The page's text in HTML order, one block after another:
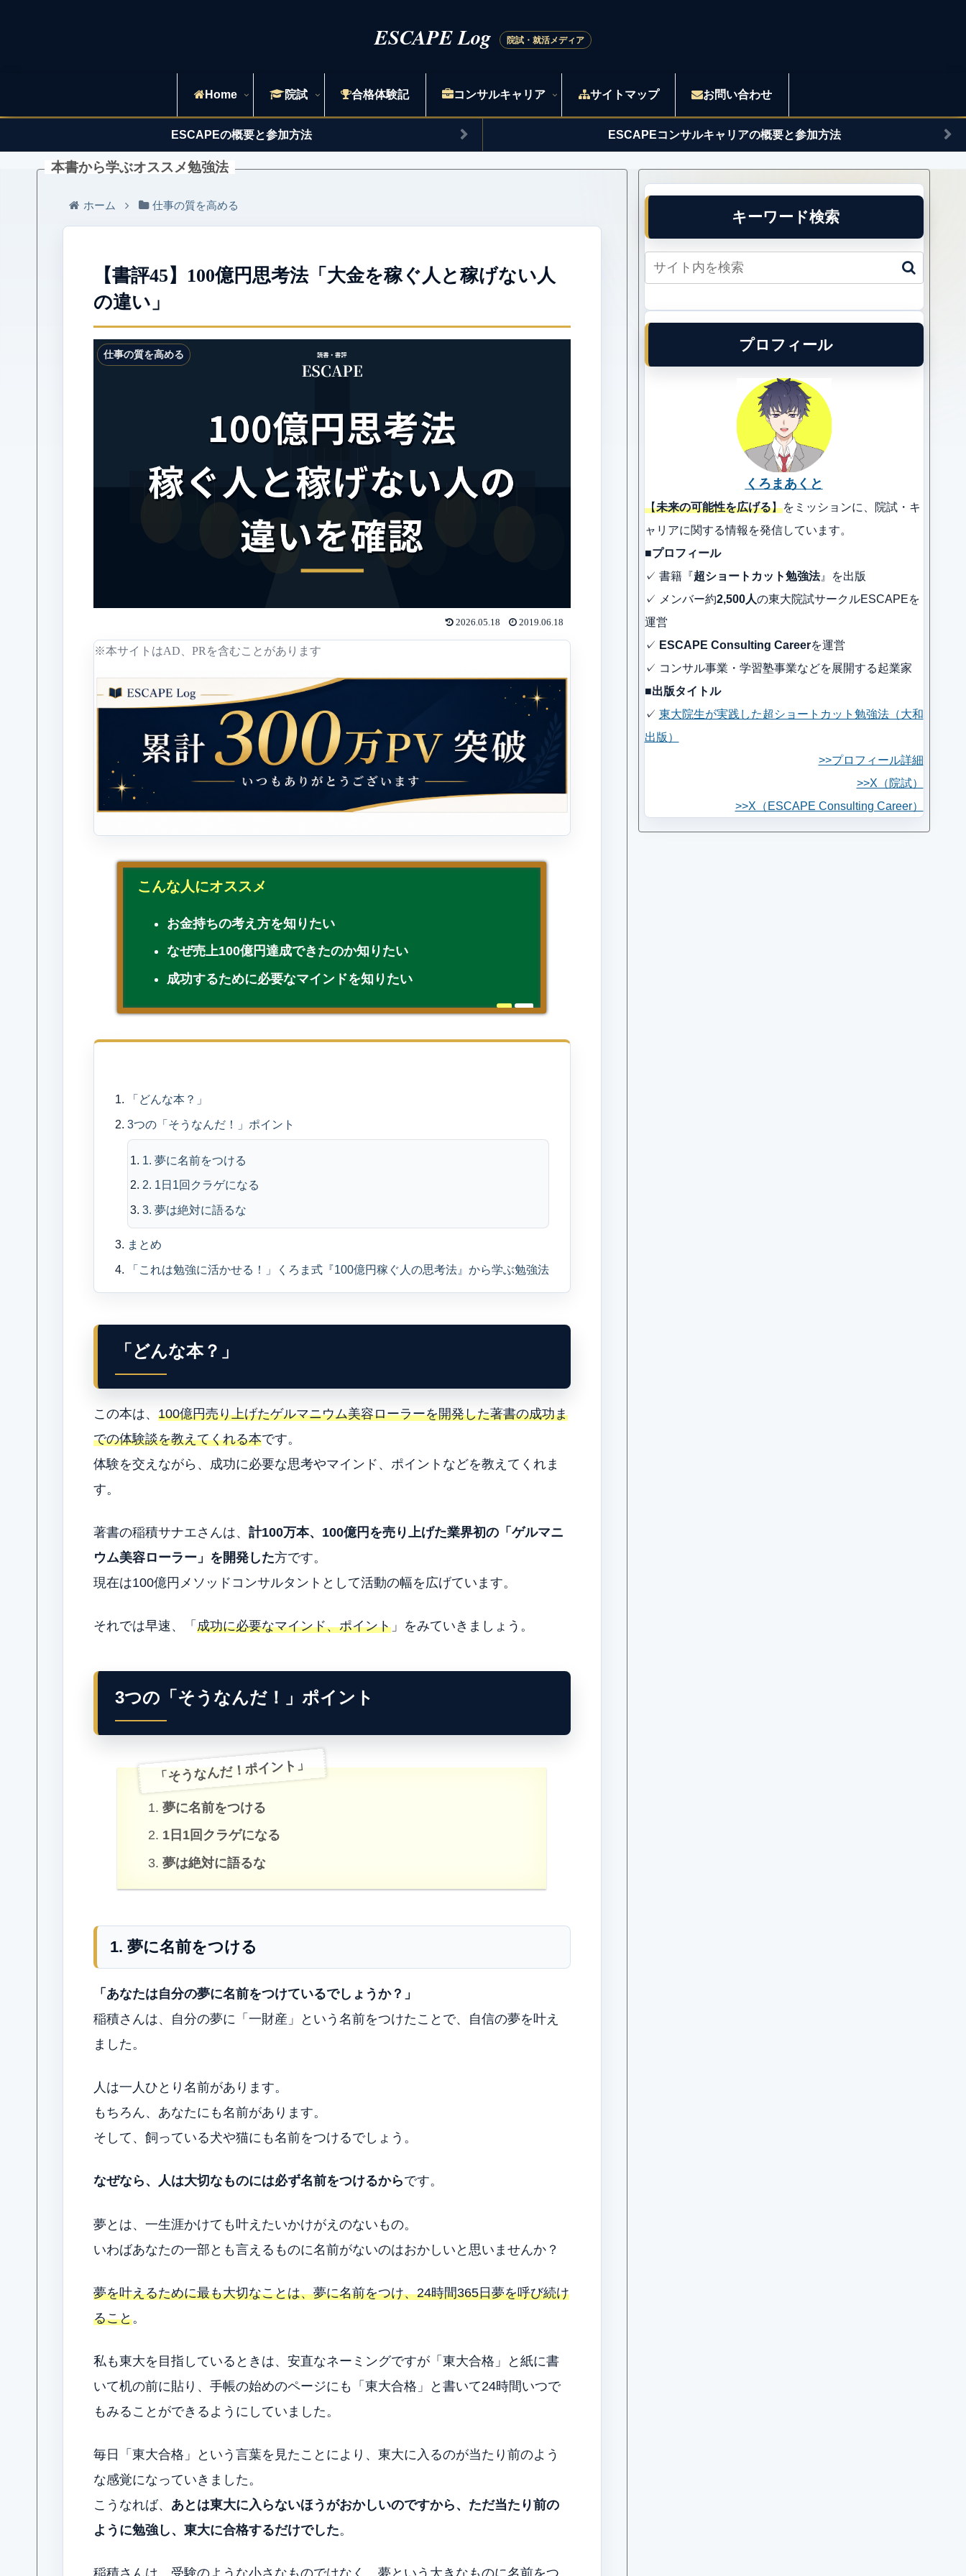
Home 院試 合格体験記 コンサルキャリア サイトマップ お問い合わせ
ESCAPEの概要と参加方法 ESCAPEコンサルキャリアの概要と参加方法
ホーム 仕事の質を高める
【書評45】100億円思考法「大金を稼ぐ人と稼げない人
の違い」
仕事の質を高める
2026.05.18 2019.06.18
※本サイトはAD、PRを含むことがあります
こんな人にオススメ
お金持ちの考え方を知りたい
なぜ売上100億円達成できたのか知りたい
成功するために必要なマインドを知りたい
「どんな本？」
3つの「そうなんだ！」ポイント
1. 夢に名前をつける
2. 1日1回クラゲになる
3. 夢は絶対に語るな
まとめ
「これは勉強に活かせる！」くろま式『100億円稼ぐ人の思考法』から学ぶ勉強法
「どんな本？」
この本は、 100億円売り上げたゲルマニウム美容ローラーを開発した著書の成功ま
での体験談を教えてくれる本です。
体験を交えながら、成功に必要な思考やマインド、ポイントなどを教えてくれま
す。
著書の稲積サナエさんは、 計100万本、100億円を売り上げた業界初の「ゲルマニ
ウム美容ローラー」を開発した方です。
現在は100億円メソッドコンサルタントとして活動の幅を広げています。
それでは早速、「 成功に必要なマインド、ポイント」をみていきましょう。
3つの「そうなんだ！」ポイント
「そうなんだ！ポイント」
夢に名前をつける
1日1回クラゲになる
夢は絶対に語るな
1. 夢に名前をつける
「あなたは自分の夢に名前をつけているでしょうか？」
稲積さんは、自分の夢に「一財産」という名前をつけたことで、自信の夢を叶え
ました。
人は一人ひとり名前があります。
もちろん、あなたにも名前があります。
そして、飼っている犬や猫にも名前をつけるでしょう。
なぜなら、人は大切なものには必ず名前をつけるからです。
夢とは、一生涯かけても叶えたいかけがえのないもの。
いわばあなたの一部とも言えるものに名前がないのはおかしいと思いませんか？
夢を叶えるために最も大切なことは、夢に名前をつけ、24時間365日夢を呼び続け
ること。
私も東大を目指しているときは、安直なネーミングですが「東大合格」と紙に書
いて机の前に貼り、手帳の始めのページにも「東大合格」と書いて24時間いつで
もみることができるようにしていました。
毎日「東大合格」という言葉を見たことにより、東大に入るのが当たり前のよう
な感覚になっていきました。
こうなれば、 あとは東大に入らないほうがおかしいのですから、ただ当たり前の
ように勉強し、東大に合格するだけでした。
本書から学ぶオススメ勉強法
キーワード検索
プロフィール
くろまあくと
【未来の可能性を広げる】をミッションに、院試・キ
ャリアに関する情報を発信しています。
■プロフィール
✓ 書籍『超ショートカット勉強法』を出版
✓ メンバー約2,500人の東大院試サークルESCAPEを
運営
✓ ESCAPE Consulting Careerを運営
✓ コンサル事業・学習塾事業などを展開する起業家
■出版タイトル
✓ 東大院生が実践した超ショートカット勉強法（大和
出版）
>>プロフィール詳細
>>X（院試）
>>X（ESCAPE Consulting Career）